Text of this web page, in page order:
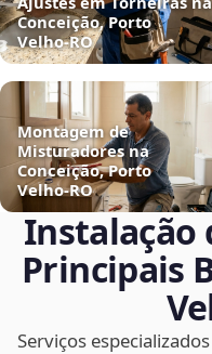
Conceição, Porto
Velho‑RO
Montagem de
Misturadores na
Conceição, Porto
Velho‑RO
Instalação
Principais
Serviços